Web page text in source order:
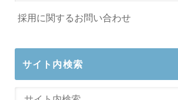
採用に関するお問い合わせ
サイト内検索